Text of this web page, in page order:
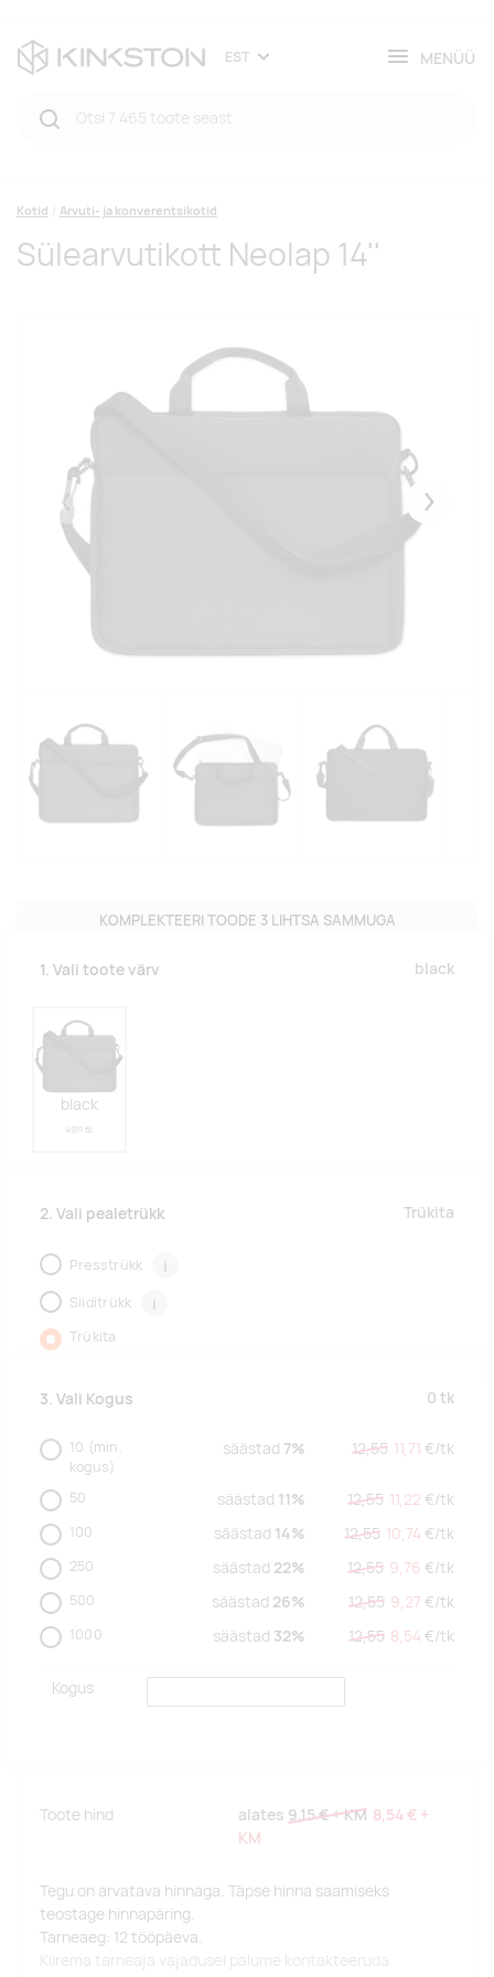
EST MENÜÜ
Kotid Arvuti- ja konverentsikotid
Sülearvutikott Neolap 14''
Eelmised
KOMPLEKTEERI TOODE 3 LIHTSA SAMMUGA
1. Vali toote värv black
black
4911 tk
2. Vali pealetrükk Trükita
Presstrükk i
Siiditrükk i
Trükita
3. Vali Kogus 0 tk
10 (min.
kogus)
säästad 7% 12,55 11,71 €/tk
50 säästad 11% 12,55 11,22 €/tk
100 säästad 14% 12,55 10,74 €/tk
250 säästad 22% 12,55 9,76 €/tk
500 säästad 26% 12,55 9,27 €/tk
1000 säästad 32% 12,55 8,54 €/tk
Kogus
Toote hind alates 9,15 €+ KM 8,54 € +
KM
Tegu on arvatava hinnaga. Täpse hinna saamiseks
teostage hinnapäring.
Tarneaeg: 12 tööpäeva.
Kiirema tarneaja vajadusel palume kontakteeruda